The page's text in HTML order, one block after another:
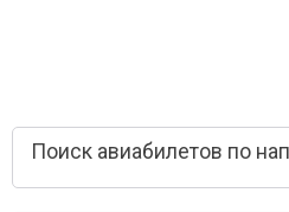
Поиск авиабилетов по